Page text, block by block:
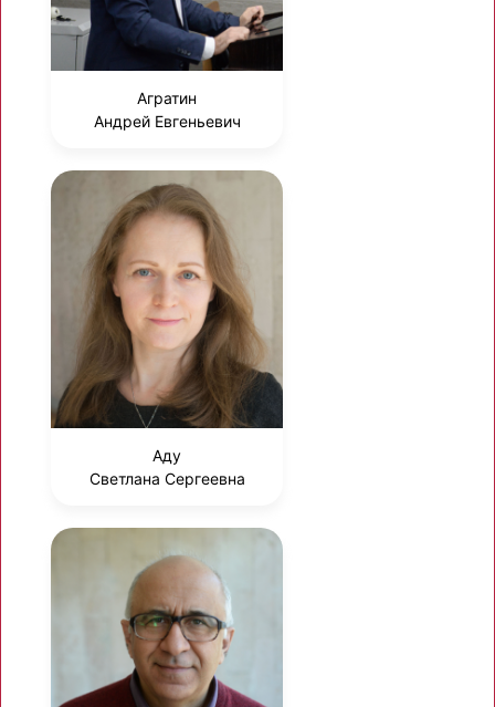
Агратин
Андрей Евгеньевич
Аду
Светлана Сергеевна